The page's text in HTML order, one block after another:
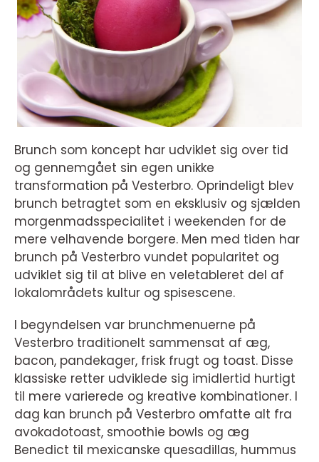
Brunch som koncept har udviklet sig over tid
og gennemgået sin egen unikke
transformation på Vesterbro. Oprindeligt blev
brunch betragtet som en eksklusiv og sjælden
morgenmadsspecialitet i weekenden for de
mere velhavende borgere. Men med tiden har
brunch på Vesterbro vundet popularitet og
udviklet sig til at blive en veletableret del af
lokalområdets kultur og spisescene.
I begyndelsen var brunchmenuerne på
Vesterbro traditionelt sammensat af æg,
bacon, pandekager, frisk frugt og toast. Disse
klassiske retter udviklede sig imidlertid hurtigt
til mere varierede og kreative kombinationer. I
dag kan brunch på Vesterbro omfatte alt fra
avokadotoast, smoothie bowls og æg
Benedict til mexicanske quesadillas, hummus